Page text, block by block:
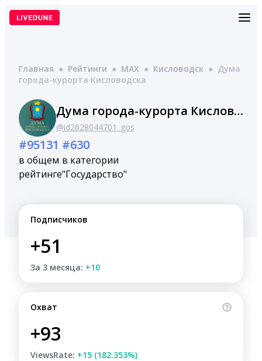
Перейти
Главная ● Рейтинги ● MAX ● Кисловодск ● Дума
города-курорта Кисловодска
Дума города-курорта Кисловодска
@id2628044701_gos
#95131
в общем
рейтинге
#630
в категории
"Государство"
Подписчиков
+51
За 3 месяца: +10
Охват
+93
ViewsRate: +15 (182.353%)